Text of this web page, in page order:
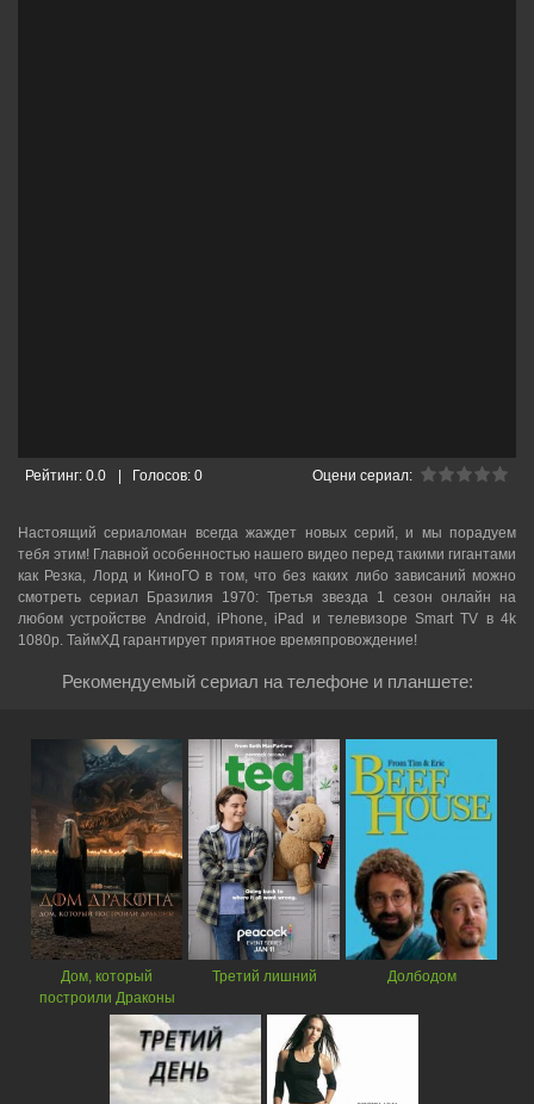
Оцени сериал:
Рейтинг: 0.0 Голосов:0
Настоящий сериаломан всегда жаждет новых серий, и мы порадуем
тебя этим! Главной особенностью нашего видео перед такими гигантами
как Резка, Лорд и КиноГО в том, что без каких либо зависаний можно
смотреть cериал Бразилия 1970: Третья звезда 1 сезон онлайн на
любом устройстве Android, iPhone, iPad и телевизоре Smart TV в 4k
1080p. ТаймХД гарантирует приятное времяпровождение!
Рекомендуемый сериал на телефоне и планшете:
Дом, который
построили Драконы
Третий лишний Долбодом